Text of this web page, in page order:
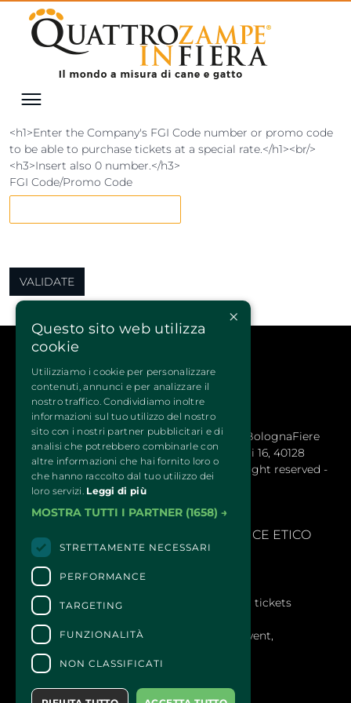
<h1>Enter the Company's FGI Code number or promo code
to be able to purchase tickets at a special rate.</h1><br/>
<h3>Insert also 0 number.</h3>
FGI Code/Promo Code
QUATTROZAMPEINFIERA Organizzata da BolognaFiere
Cosmoprof S.p.a. – Sede legale: Via Maserati 16, 40128
Bologna (Italy) - R.E.A. 1766978 © 2024 All right reserved -
BolognaFiere Cosmoprof
SEGNALAZIONI -
MODELLLO EX. D.LGS 231/2001 E CODICE ETICO
CONTACTS
For information and support in purchasing tickets
Click here
For information on the program and the event,
contact the
Accessibility statement
×
Questo sito web utilizza
cookie
Utilizziamo i cookie per personalizzare
contenuti, annunci e per analizzare il
nostro traffico. Condividiamo inoltre
informazioni sul tuo utilizzo del nostro
sito con i nostri partner pubblicitari e di
analisi che potrebbero combinarle con
altre informazioni che hai fornito loro o
che hanno raccolto dal tuo utilizzo dei
loro servizi. Leggi di più
MOSTRA TUTTI I PARTNER (1658) →
STRETTAMENTE NECESSARI
PERFORMANCE
TARGETING
FUNZIONALITÀ
NON CLASSIFICATI